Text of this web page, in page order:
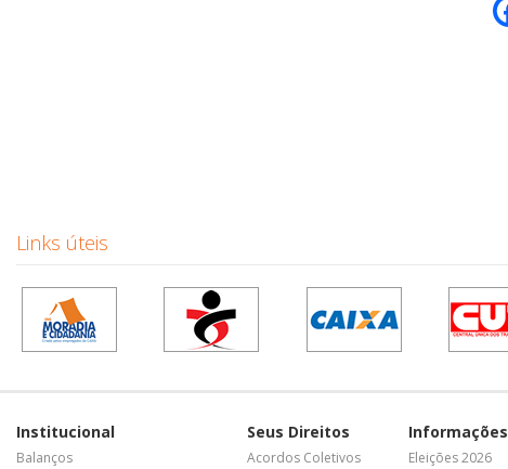
Links úteis
Institucional
Balanços
Seus Direitos
Acordos Coletivos
Informações
Eleições 2026